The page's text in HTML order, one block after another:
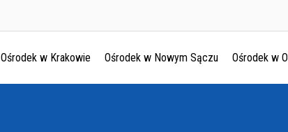
Ośrodek w Krakowie Ośrodek w Nowym Sączu Ośrodek w
Ośrodek w Krakowie